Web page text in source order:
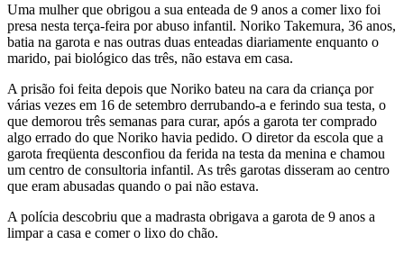
Uma mulher que obrigou a sua enteada de 9 anos a comer lixo foi
presa nesta terça-feira por abuso infantil. Noriko Takemura, 36 anos,
batia na garota e nas outras duas enteadas diariamente enquanto o
marido, pai biológico das três, não estava em casa.
A prisão foi feita depois que Noriko bateu na cara da criança por
várias vezes em 16 de setembro derrubando-a e ferindo sua testa, o
que demorou três semanas para curar, após a garota ter comprado
algo errado do que Noriko havia pedido. O diretor da escola que a
garota freqüenta desconfiou da ferida na testa da menina e chamou
um centro de consultoria infantil. As três garotas disseram ao centro
que eram abusadas quando o pai não estava.
A polícia descobriu que a madrasta obrigava a garota de 9 anos a
limpar a casa e comer o lixo do chão.